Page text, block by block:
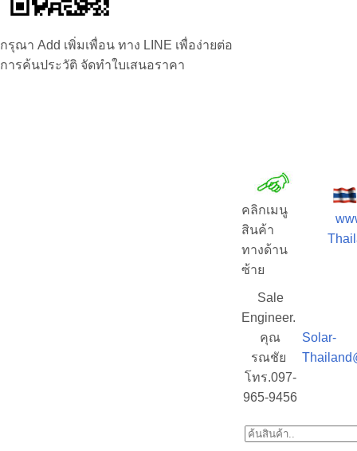
กรุณา Add เพิ่มเพื่อน ทาง LINE เพื่อง่ายต่อ
การค้นประวัติ จัดทำใบเสนอราคา
คลิกเมนู
สินค้า
ทางด้าน
ซ้าย
Sale
Engineer.
คุณ
รณชัย
โทร.097-
965-9456
Solar-